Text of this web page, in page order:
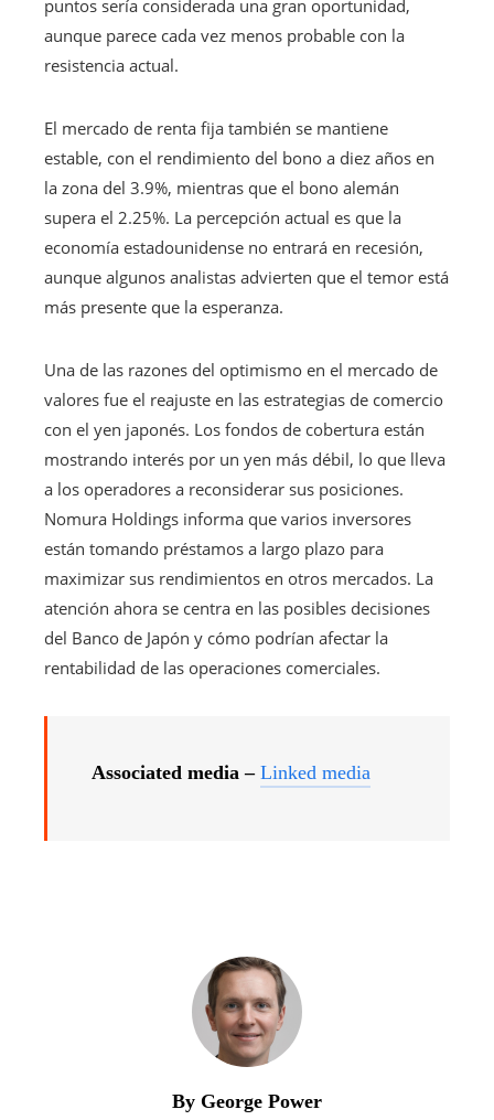
puntos sería considerada una gran oportunidad,
aunque parece cada vez menos probable con la
resistencia actual.
El mercado de renta fija también se mantiene
estable, con el rendimiento del bono a diez años en
la zona del 3.9%, mientras que el bono alemán
supera el 2.25%. La percepción actual es que la
economía estadounidense no entrará en recesión,
aunque algunos analistas advierten que el temor está
más presente que la esperanza.
Una de las razones del optimismo en el mercado de
valores fue el reajuste en las estrategias de comercio
con el yen japonés. Los fondos de cobertura están
mostrando interés por un yen más débil, lo que lleva
a los operadores a reconsiderar sus posiciones.
Nomura Holdings informa que varios inversores
están tomando préstamos a largo plazo para
maximizar sus rendimientos en otros mercados. La
atención ahora se centra en las posibles decisiones
del Banco de Japón y cómo podrían afectar la
rentabilidad de las operaciones comerciales.
Associated media – Linked media
By George Power